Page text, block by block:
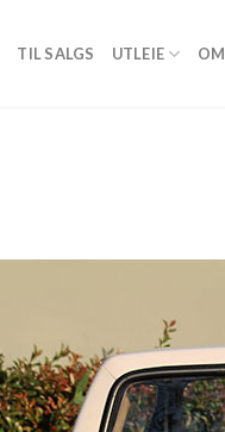
TIL SALGS UTLEIE